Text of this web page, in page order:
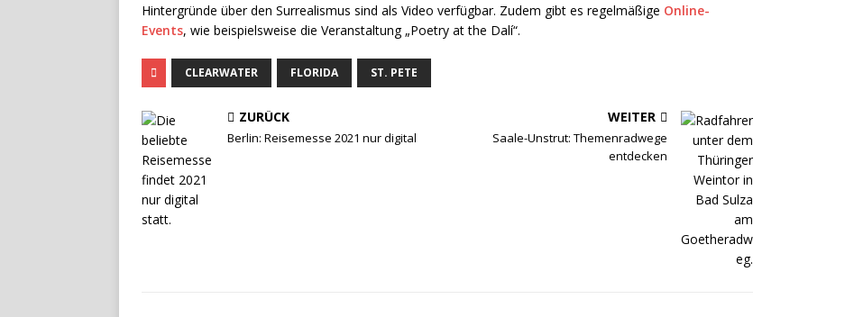
Hintergründe über den Surrealismus sind als Video verfügbar. Zudem gibt es regelmäßige Online-
Events, wie beispielsweise die Veranstaltung „Poetry at the Dalí“.
CLEARWATER FLORIDA ST. PETE
ZURÜCK
Berlin: Reisemesse 2021 nur digital
WEITER
Saale-Unstrut: Themenradwege
entdecken